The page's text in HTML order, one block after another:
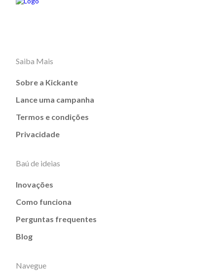
Saiba Mais
Sobre a Kickante
Lance uma campanha
Termos e condições
Privacidade
Baú de ideias
Inovações
Como funciona
Perguntas frequentes
Blog
Navegue